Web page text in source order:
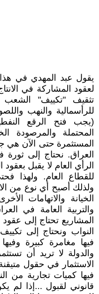
يقول عبد المهدي في
لعقود المشاركة في
تثقيف "تكييف" الشعب
للرأسمالية والنهب
(يجب فتح الرقع
المحتملة والمرصودة
المستثمرة حتى الآن
العراق. نحتاج إلى
الرأي العام لا يقبل
للقطاع العام. ولهذا
ولذلك أصبح أي نوع من
الخيانة والاتهامات
والتربية العامة في
المشاريع تحتاج إلى
النواب ونحتاج إلى
فيها مغامرة كبيرة
والدولة لا تريد أن
الاستثمار في حقول
فيها كميات تجارية من
قانوني لقبول ...إذا لم